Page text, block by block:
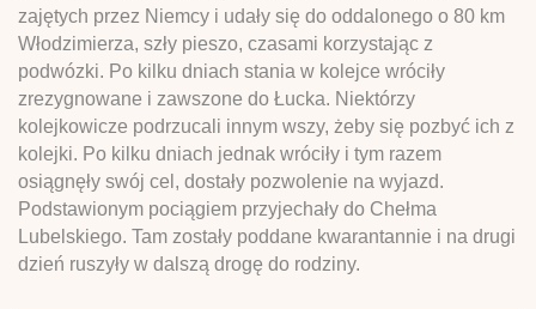
zajętych przez Niemcy i udały się do oddalonego o 80 km
Włodzimierza, szły pieszo, czasami korzystając z
podwózki. Po kilku dniach stania w kolejce wróciły
zrezygnowane i zawszone do Łucka. Niektórzy
kolejkowicze podrzucali innym wszy, żeby się pozbyć ich z
kolejki. Po kilku dniach jednak wróciły i tym razem
osiągnęły swój cel, dostały pozwolenie na wyjazd.
Podstawionym pociągiem przyjechały do Chełma
Lubelskiego. Tam zostały poddane kwarantannie i na drugi
dzień ruszyły w dalszą drogę do rodziny.